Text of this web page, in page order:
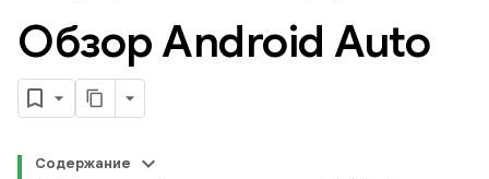
Обзор Android Auto
Содержание